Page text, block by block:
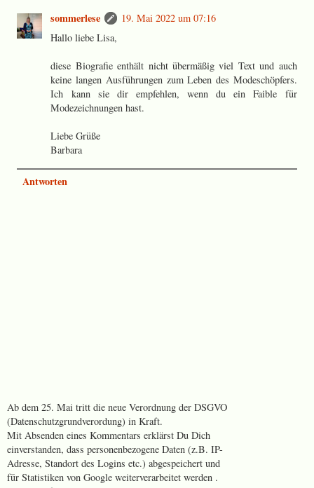
sommerlese
19. Mai 2022 um 07:16
Hallo liebe Lisa,
diese Biografie enthält nicht übermäßig viel Text und auch
keine langen Ausführungen zum Leben des Modeschöpfers.
Ich kann sie dir empfehlen, wenn du ein Faible für
Modezeichnungen hast.
Liebe Grüße
Barbara
Antworten
Ab dem 25. Mai tritt die neue Verordnung der DSGVO
(Datenschutzgrundverordung) in Kraft.
Mit Absenden eines Kommentars erklärst Du Dich
einverstanden, dass personenbezogene Daten (z.B. IP-
Adresse, Standort des Logins etc.) abgespeichert und
für Statistiken von Google weiterverarbeitet werden .